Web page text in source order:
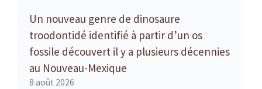
Un nouveau genre de dinosaure
troodontidé identifié à partir d’un os
fossile découvert il y a plusieurs décennies
au Nouveau-Mexique
8 août 2026